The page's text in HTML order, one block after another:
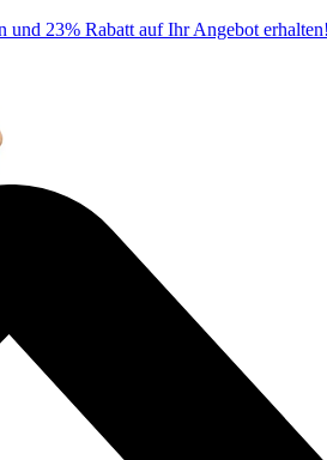
und 23% Rabatt auf Ihr Angebot